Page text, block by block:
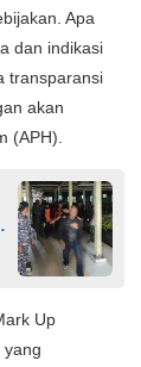
Apa
dan indikasi
transparansi
akan
(APH).
Up
yang